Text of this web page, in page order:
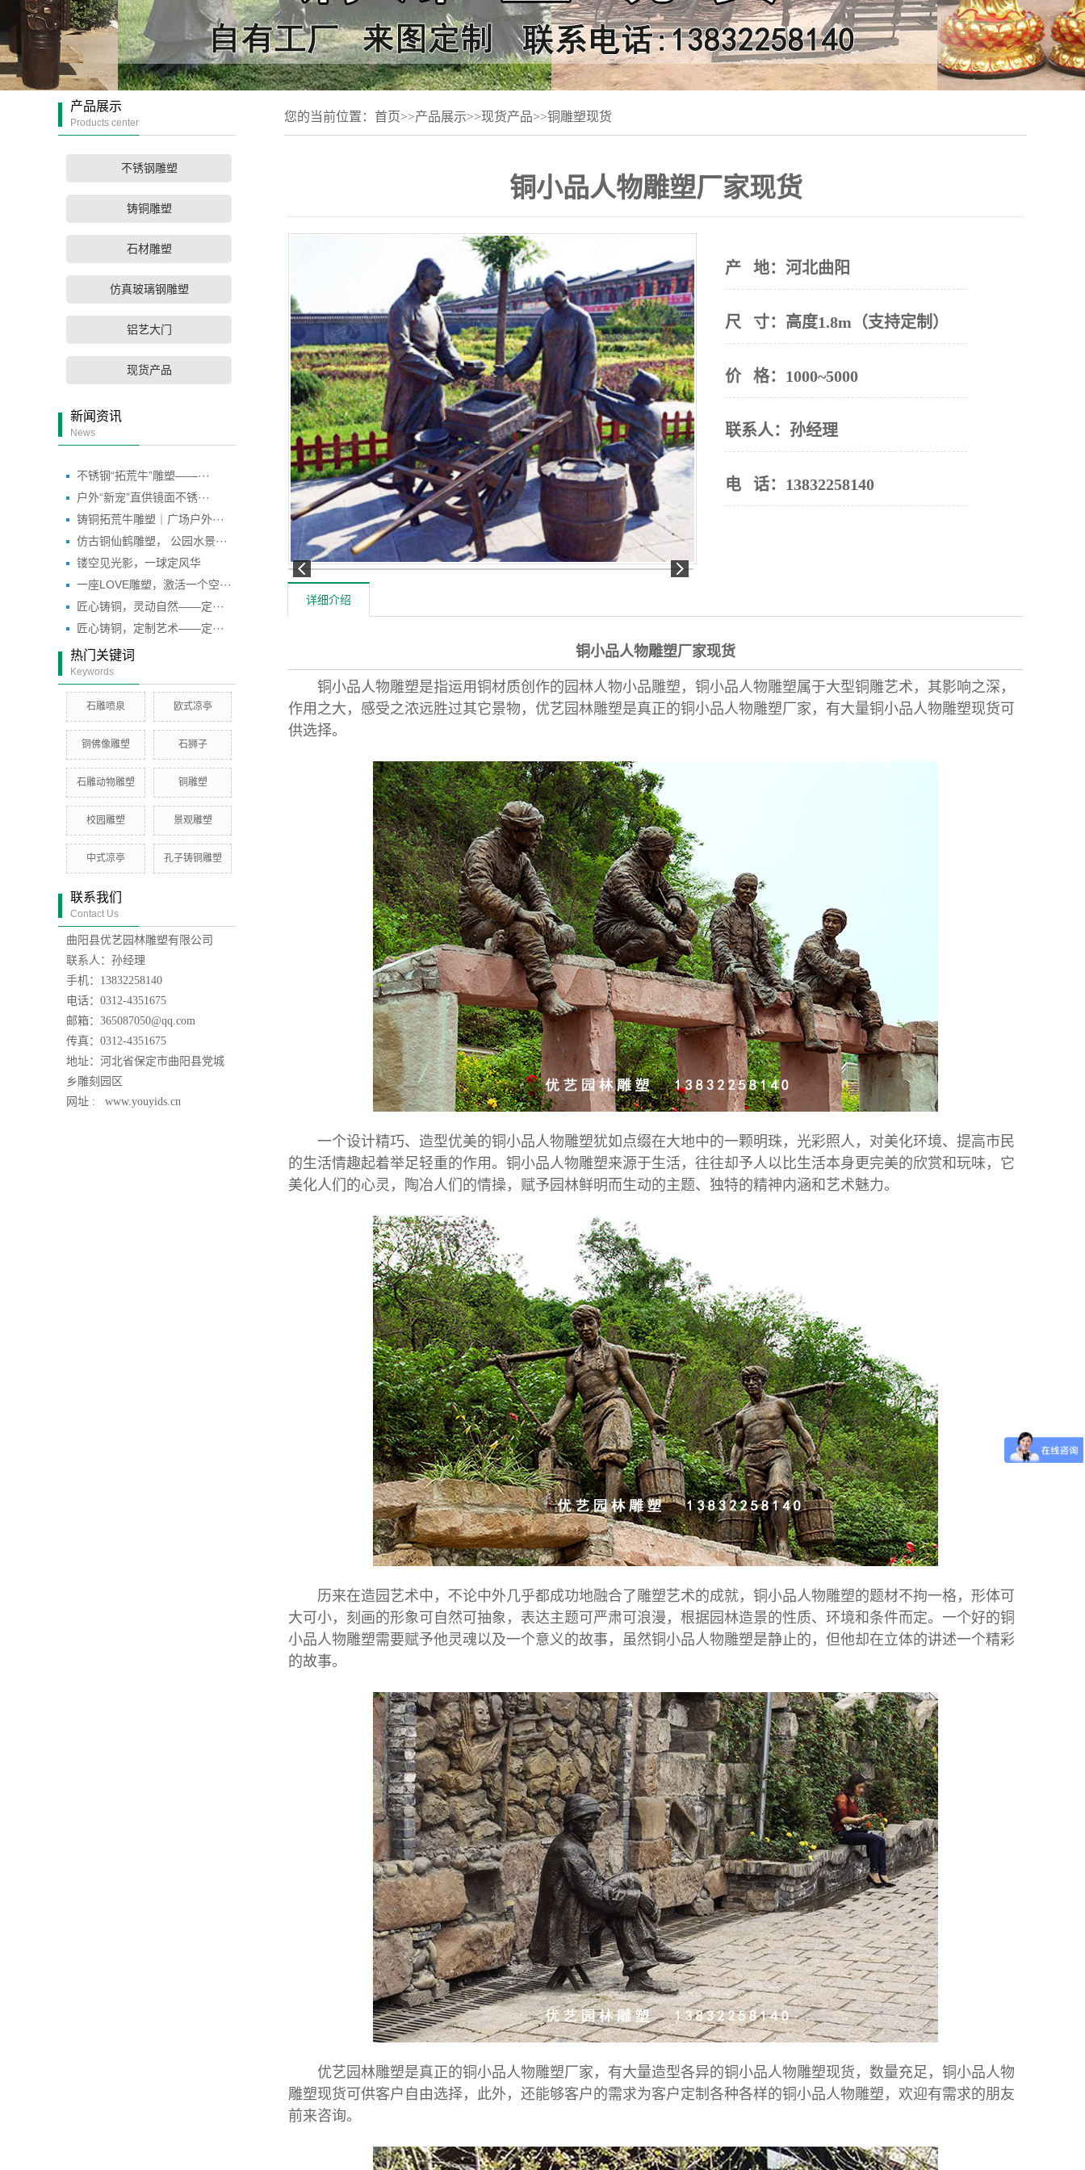
产品展示
Products center
不锈钢雕塑
铸铜雕塑
石材雕塑
仿真玻璃钢雕塑
铝艺大门
现货产品
新闻资讯
News
不锈钢“拓荒牛”雕塑——···
户外“新宠”直供镜面不锈···
铸铜拓荒牛雕塑｜广场户外···
仿古铜仙鹤雕塑， 公园水景···
镂空见光影，一球定风华
一座LOVE雕塑，激活一个空···
匠心铸铜，灵动自然——定···
匠心铸铜，定制艺术——定···
热门关键词
Keywords
石雕喷泉 欧式凉亭
铜佛像雕塑 石狮子
石雕动物雕塑 铜雕塑
校园雕塑 景观雕塑
中式凉亭 孔子铸铜雕塑
联系我们
Contact Us
曲阳县优艺园林雕塑有限公司
联系人：孙经理
手机：13832258140
电话：0312-4351675
邮箱：365087050@qq.com
传真：0312-4351675
地址：河北省保定市曲阳县党城
乡雕刻园区
网址 : www.youyids.cn
您的当前位置： 首页>>产品展示>>现货产品>>铜雕塑现货
铜小品人物雕塑厂家现货
产 地： 河北曲阳
尺 寸： 高度1.8m（支持定制）
价 格： 1000~5000
联系人： 孙经理
电 话： 13832258140
详细介绍
铜小品人物雕塑厂家现货
铜小品人物雕塑是指运用铜材质创作的园林人物小品雕塑，铜小品人物雕塑属于大型铜雕艺术，其影响之深，
作用之大，感受之浓远胜过其它景物，优艺园林雕塑是真正的铜小品人物雕塑厂家，有大量铜小品人物雕塑现货可
供选择。
一个设计精巧、造型优美的铜小品人物雕塑犹如点缀在大地中的一颗明珠，光彩照人，对美化环境、提高市民
的生活情趣起着举足轻重的作用。铜小品人物雕塑来源于生活，往往却予人以比生活本身更完美的欣赏和玩味，它
美化人们的心灵，陶冶人们的情操，赋予园林鲜明而生动的主题、独特的精神内涵和艺术魅力。
历来在造园艺术中，不论中外几乎都成功地融合了雕塑艺术的成就，铜小品人物雕塑的题材不拘一格，形体可
大可小，刻画的形象可自然可抽象，表达主题可严肃可浪漫，根据园林造景的性质、环境和条件而定。一个好的铜
小品人物雕塑需要赋予他灵魂以及一个意义的故事，虽然铜小品人物雕塑是静止的，但他却在立体的讲述一个精彩
的故事。
优艺园林雕塑是真正的铜小品人物雕塑厂家，有大量造型各异的铜小品人物雕塑现货，数量充足，铜小品人物
雕塑现货可供客户自由选择，此外，还能够客户的需求为客户定制各种各样的铜小品人物雕塑，欢迎有需求的朋友
前来咨询。